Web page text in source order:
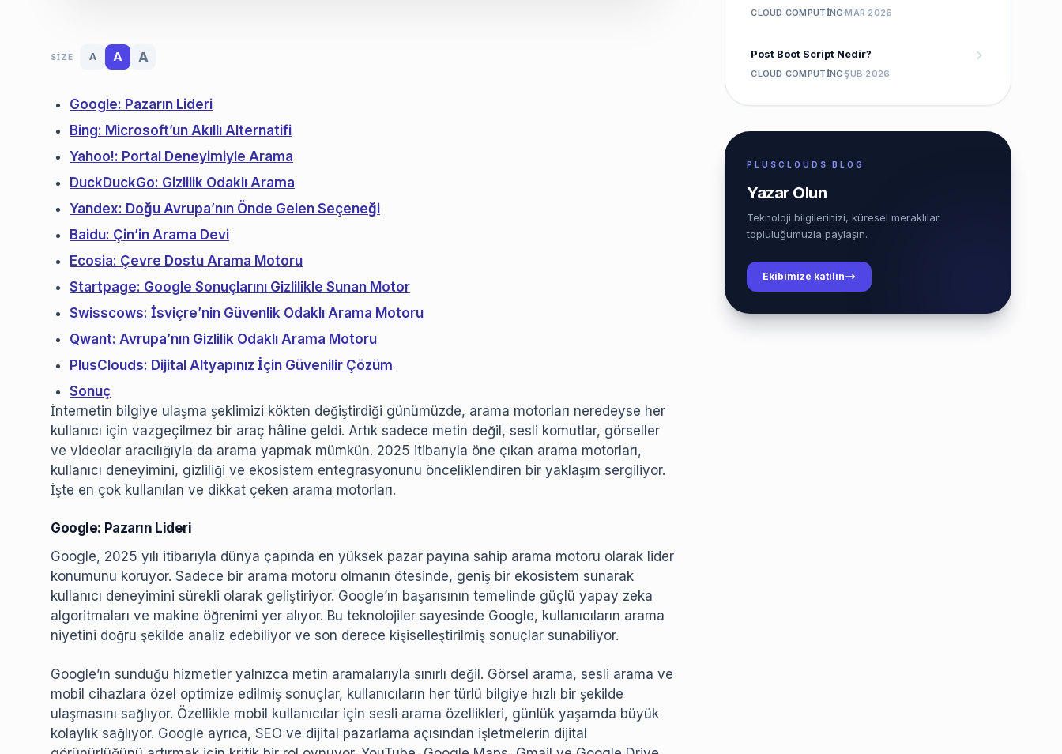
SIZE A A A
Google: Pazarın Lideri
Bing: Microsoft’un Akıllı Alternatifi
Yahoo!: Portal Deneyimiyle Arama
DuckDuckGo: Gizlilik Odaklı Arama
Yandex: Doğu Avrupa’nın Önde Gelen Seçeneği
Baidu: Çin’in Arama Devi
Ecosia: Çevre Dostu Arama Motoru
Startpage: Google Sonuçlarını Gizlilikle Sunan Motor
Swisscows: İsviçre’nin Güvenlik Odaklı Arama Motoru
Qwant: Avrupa’nın Gizlilik Odaklı Arama Motoru
PlusClouds: Dijital Altyapınız İçin Güvenilir Çözüm
Sonuç
İnternetin bilgiye ulaşma şeklimizi kökten değiştirdiği günümüzde, arama motorları neredeyse her
kullanıcı için vazgeçilmez bir araç hâline geldi. Artık sadece metin değil, sesli komutlar, görseller
ve videolar aracılığıyla da arama yapmak mümkün. 2025 itibarıyla öne çıkan arama motorları,
kullanıcı deneyimini, gizliliği ve ekosistem entegrasyonunu önceliklendiren bir yaklaşım sergiliyor.
İşte en çok kullanılan ve dikkat çeken arama motorları.
Google: Pazarın Lideri
Google, 2025 yılı itibarıyla dünya çapında en yüksek pazar payına sahip arama motoru olarak lider
konumunu koruyor. Sadece bir arama motoru olmanın ötesinde, geniş bir ekosistem sunarak
kullanıcı deneyimini sürekli olarak geliştiriyor. Google’ın başarısının temelinde güçlü yapay zeka
algoritmaları ve makine öğrenimi yer alıyor. Bu teknolojiler sayesinde Google, kullanıcıların arama
niyetini doğru şekilde analiz edebiliyor ve son derece kişiselleştirilmiş sonuçlar sunabiliyor.
Google’ın sunduğu hizmetler yalnızca metin aramalarıyla sınırlı değil. Görsel arama, sesli arama ve
mobil cihazlara özel optimize edilmiş sonuçlar, kullanıcıların her türlü bilgiye hızlı bir şekilde
ulaşmasını sağlıyor. Özellikle mobil kullanıcılar için sesli arama özellikleri, günlük yaşamda büyük
kolaylık sağlıyor. Google ayrıca, SEO ve dijital pazarlama açısından işletmelerin dijital
CLOUD COMPUTINGMAR 2026
Post Boot Script Nedir?
CLOUD COMPUTINGŞUB 2026
PLUSCLOUDS BLOG
Yazar Olun
Teknoloji bilgilerinizi, küresel meraklılar
topluluğumuzla paylaşın.
Ekibimize katılın